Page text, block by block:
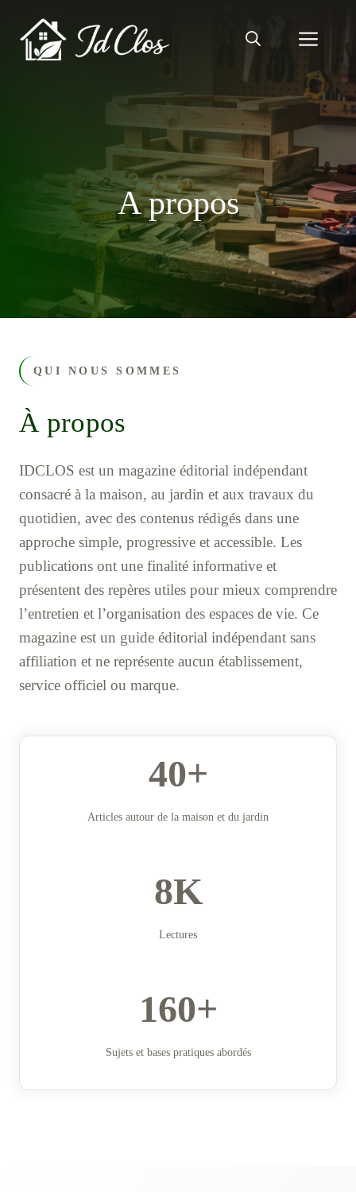
contenu
A propos
QUI NOUS SOMMES
À propos
IDCLOS est un magazine éditorial indépendant
consacré à la maison, au jardin et aux travaux du
quotidien, avec des contenus rédigés dans une
approche simple, progressive et accessible. Les
publications ont une finalité informative et
présentent des repères utiles pour mieux comprendre
l’entretien et l’organisation des espaces de vie. Ce
magazine est un guide éditorial indépendant sans
affiliation et ne représente aucun établissement,
service officiel ou marque.
40+
Articles autour de la maison et du jardin
8K
Lectures
160+
Sujets et bases pratiques abordés